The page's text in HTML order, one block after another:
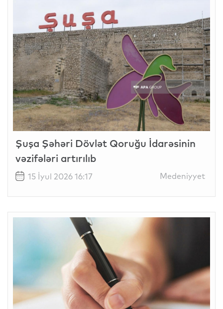
Şuşa Şəhəri Dövlət Qoruğu İdarəsinin
vəzifələri artırılıb
15 İyul 2026 16:17 Medeniyyet